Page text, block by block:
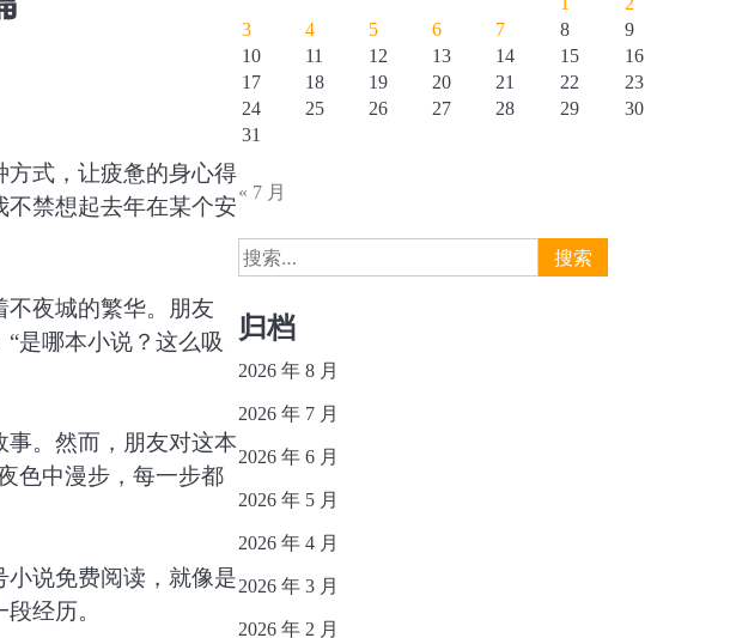
方式，让疲惫的身心得
禁想起去年在某个安
夜城的繁华。朋友
是哪本小说？这么吸
事。然而，朋友对这本
色中漫步，每一步都
说免费阅读，就像是
经历。
3
4 5 6 7 8
9
10
11 12 13 14 15
16
17
18 19 20 21 22
23
24
25 26 27 28 29
30
31
« 7 月
搜
索：
归档
2026 年 8 月
2026 年 7 月
2026 年 6 月
2026 年 5 月
2026 年 4 月
2026 年 3 月
2026 年 2 月